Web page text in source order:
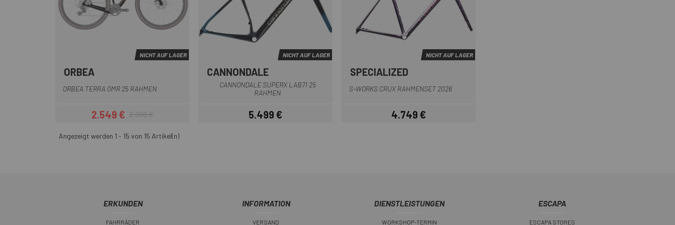
NICHT AUF LAGER
ORBEA
ORBEA TERRA OMR 25 RAHMEN
Preis
2.549 €Regulärer Preis
2.999 €
Blau Schwarz
NICHT AUF LAGER
CANNONDALE
CANNONDALE SUPERX LAB71 25
RAHMEN
Preis
5.499 €
Lila Grün
NICHT AUF LAGER
SPECIALIZED
S-WORKS CRUX RAHMENSET 2026
Preis
4.749 €
Angezeigt werden 1 - 15 von 15 Artikel(n)
ERKUNDEN
FAHRRÄDER
INFORMATION
VERSAND
DIENSTLEISTUNGEN
WORKSHOP-TERMIN
ESCAPA
ESCAPA STORES